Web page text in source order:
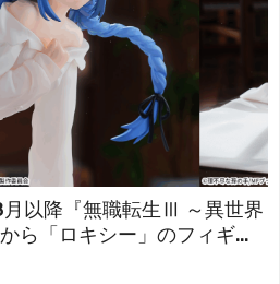
以降『無職転生Ⅲ ～異世界
ら「ロキシー」のフィギュ